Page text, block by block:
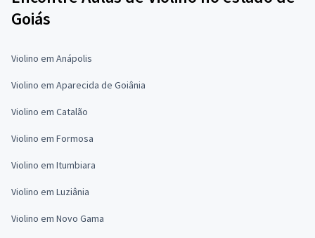
Goiás
Violino em Anápolis
Violino em Aparecida de Goiânia
Violino em Catalão
Violino em Formosa
Violino em Itumbiara
Violino em Luziânia
Violino em Novo Gama